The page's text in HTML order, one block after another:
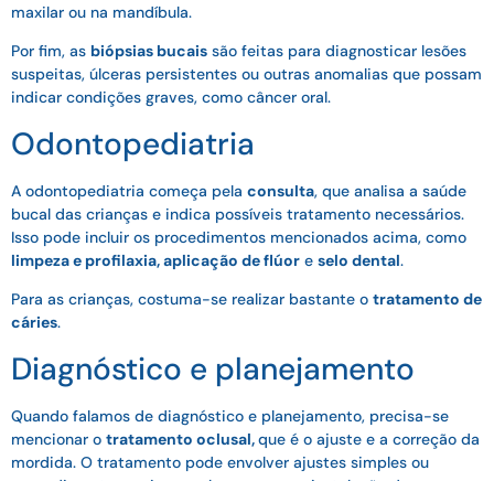
maxilar ou na mandíbula.
Por fim, as biópsias bucais são feitas para diagnosticar lesões
suspeitas, úlceras persistentes ou outras anomalias que possam
indicar condições graves, como câncer oral.
Odontopediatria
A odontopediatria começa pela consulta, que analisa a saúde
bucal das crianças e indica possíveis tratamento necessários.
Isso pode incluir os procedimentos mencionados acima, como
limpeza e profilaxia, aplicação de flúor e selo dental.
Para as crianças, costuma-se realizar bastante o tratamento de
cáries.
Diagnóstico e planejamento
Quando falamos de diagnóstico e planejamento, precisa-se
mencionar o tratamento oclusal,que é o ajuste e a correção da
mordida. O tratamento pode envolver ajustes simples ou